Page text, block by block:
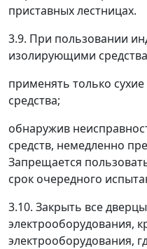
приставных лестницах.
3.9. При пользовании
изолирующими
применять только
средства;
обнаружив
средств, немедленно
Запрещается
срок очередного
3.10. Закрыть все
электрооборудования,
электрооборудования,